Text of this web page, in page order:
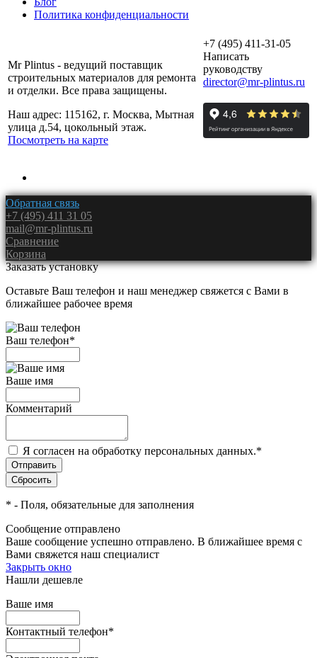
Политика конфиденциальности
Mr Plintus - ведущий поставщик
строительных материалов для ремонта
и отделки. Все права защищены.
Наш адрес: 115162, г. Москва, Мытная
улица д.54, цокольный этаж.
Посмотреть на карте
+7 (495) 411-31-05
Написать
руководству
director@mr-plintus.ru
Обратная связь
+7 (495) 411 31 05
mail@mr-plintus.ru
Сравнение
Корзина
Заказать установку
Оставьте Ваш телефон и наш менеджер свяжется с Вами в
ближайшее рабочее время
Ваш телефон*
Ваше имя
Комментарий
Я согласен на обработку персональных данных.*
* - Поля, обязательные для заполнения
Сообщение отправлено
Ваше сообщение успешно отправлено. В ближайшее время с
Вами свяжется наш специалист
Закрыть окно
Нашли дешевле
Ваше имя
Контактный телефон*